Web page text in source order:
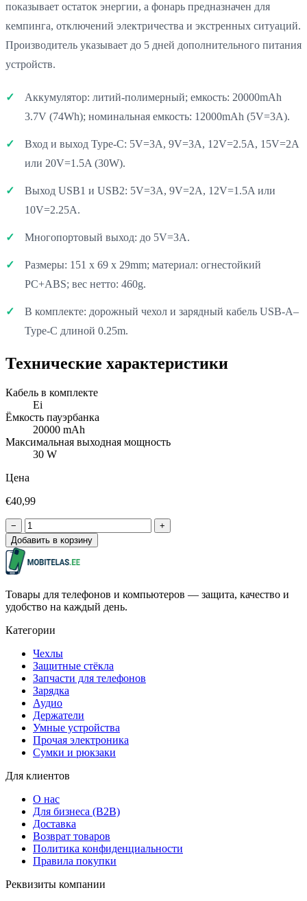
показывает остаток энергии, а фонарь предназначен для
кемпинга, отключений электричества и экстренных ситуаций.
Производитель указывает до 5 дней дополнительного питания
устройств.
Аккумулятор: литий-полимерный; емкость: 20000mAh
3.7V (74Wh); номинальная емкость: 12000mAh (5V=3A).
Вход и выход Type-C: 5V=3A, 9V=3A, 12V=2.5A, 15V=2A
или 20V=1.5A (30W).
Выход USB1 и USB2: 5V=3A, 9V=2A, 12V=1.5A или
10V=2.25A.
Многопортовый выход: до 5V=3A.
Размеры: 151 x 69 x 29mm; материал: огнестойкий
PC+ABS; вес нетто: 460g.
В комплекте: дорожный чехол и зарядный кабель USB-A–
Type-C длиной 0.25m.
Технические характеристики
Кабель в комплекте
Ei
Ёмкость пауэрбанка
20000 mAh
Максимальная выходная мощность
30 W
Цена
€40,99
−
+
Добавить в корзину
Товары для телефонов и компьютеров — защита, качество и
удобство на каждый день.
Категории
Чехлы
Защитные стёкла
Запчасти для телефонов
Зарядка
Аудио
Держатели
Умные устройства
Прочая электроника
Сумки и рюкзаки
Для клиентов
О нас
Для бизнеса (B2B)
Доставка
Возврат товаров
Политика конфиденциальности
Правила покупки
Реквизиты компании